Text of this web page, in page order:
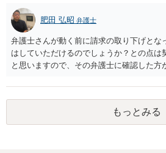
肥田 弘昭 弁護士
弁護士さんが動く前に請求の取り下げとな
はしていただけるのでしょうか？との点は
と思いますので、その弁護士に確認した方
もっとみる